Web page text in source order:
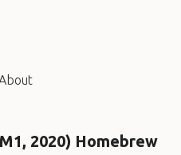
2020) Homebrew